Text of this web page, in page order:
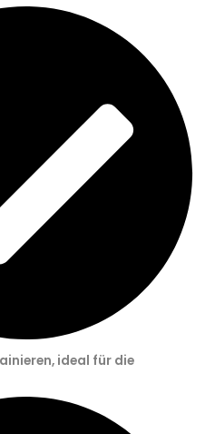
ideal für die